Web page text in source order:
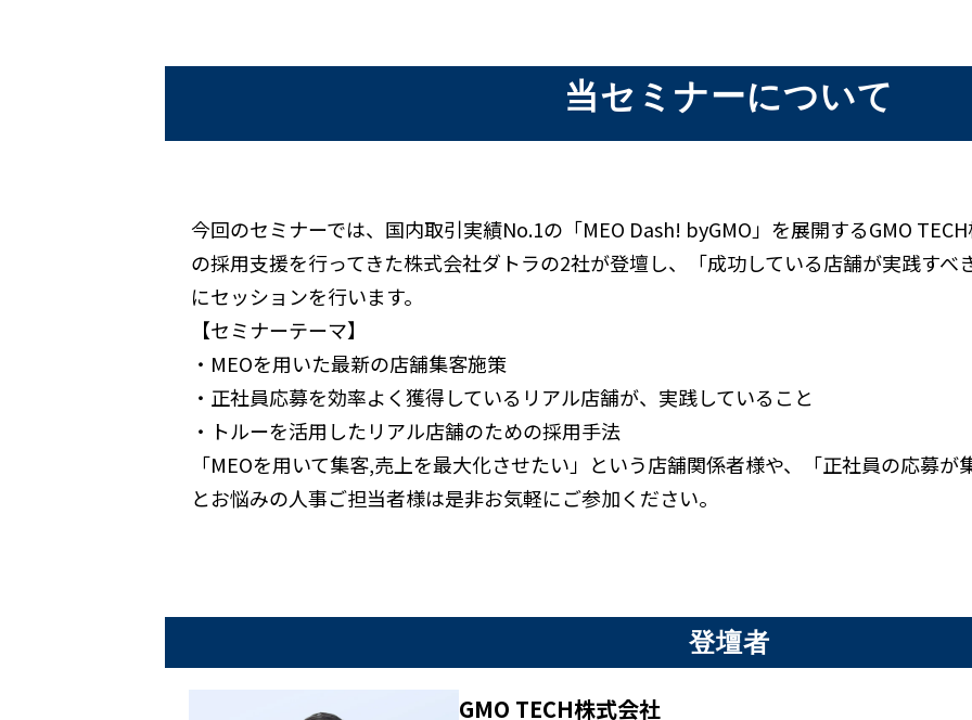
当セミナーについて
今回のセミナーでは、国内取引実績No.1の「MEO Dash! byGMO」を展開するGMO
の採用支援を行ってきた株式会社ダトラの2社が登壇し、「成功している店舗が実践す
にセッションを行います。
【セミナーテーマ】
・MEOを用いた最新の店舗集客施策
・正社員応募を効率よく獲得しているリアル店舗が、実践していること
・トルーを活用したリアル店舗のための採用手法
「MEOを用いて集客,売上を最大化させたい」という店舗関係者様や、「正社員の応募が
とお悩みの人事ご担当者様は是非お気軽にご参加ください。
登壇者
GMO TECH株式会社